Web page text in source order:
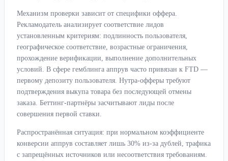
Механизм проверки зависит от специфики оффера.
Рекламодатель анализирует соответствие лидов
установленным критериям: подлинность пользователя,
географическое соответствие, возрастные ограничения,
прохождение верификации, выполнение дополнительных
условий. В сфере гемблинга аппрув часто привязан к FTD —
первому депозиту пользователя. Нутра-офферы требуют
подтверждения выкупа товара без последующей отмены
заказа. Беттинг-партнёры засчитывают лиды после
совершения первой ставки.
Распространённая ситуация: при нормальном коэффициенте
конверсии аппрув составляет лишь 30% из-за дублей, трафика
с запрещённых источников или несоответствия требованиям.